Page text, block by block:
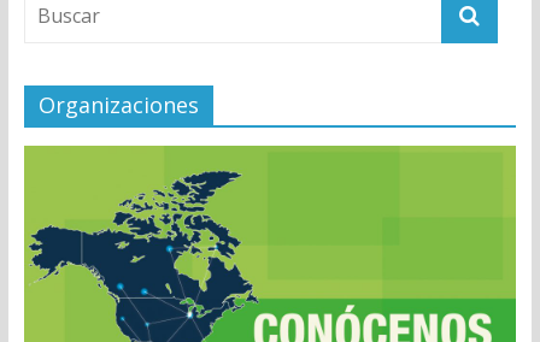
Organizaciones